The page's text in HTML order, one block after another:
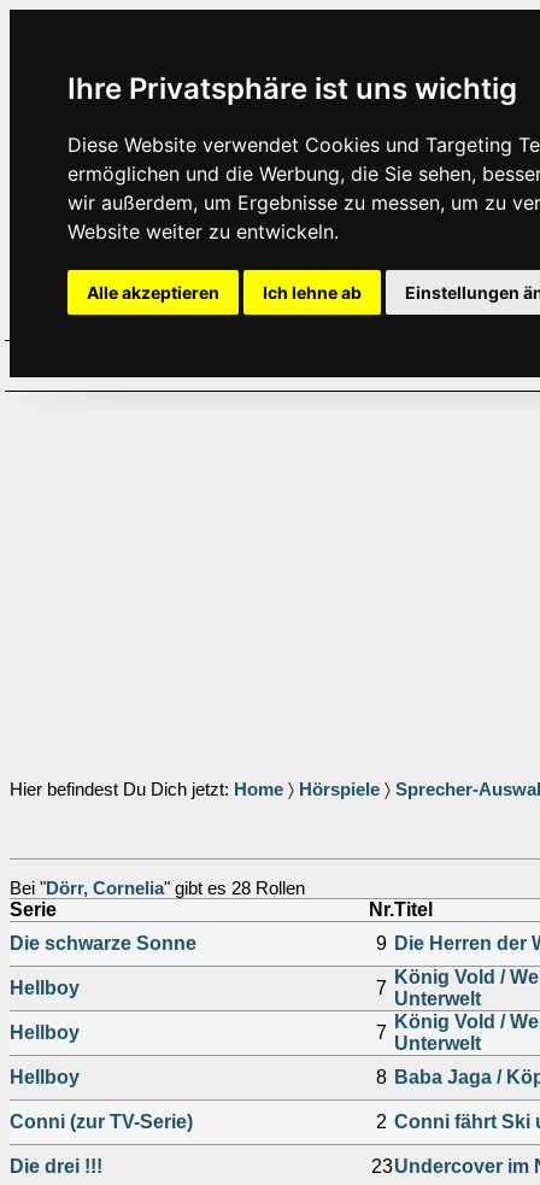
Ihre Privatsphäre ist uns wichtig
Diese Website verwendet Cookies und Targeting
ermöglichen und die Werbung, die Sie sehen,
wir außerdem, um Ergebnisse zu messen, um zu
Website weiter zu entwickeln.
Alle akzeptieren Ich lehne ab Einstellungen
Hier befindest Du Dich jetzt: Home 〉 Hörspiele 〉 Sprecher-
Bei "Dörr, Cornelia" gibt es 28 Rollen
Serie Nr.Titel
Die schwarze Sonne
9 Die Herren der
Hellboy 7
König Vold /
Unterwelt
Hellboy
7
König Vold /
Unterwelt
Hellboy
8 Baba Jaga /
Conni (zur TV-Serie) 2 Conni fährt Ski
Die drei !!! 23Undercover im